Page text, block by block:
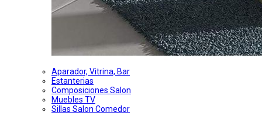
Aparador, Vitrina, Bar
Estanterias
Composiciones Salon
Muebles TV
Sillas Salon Comedor